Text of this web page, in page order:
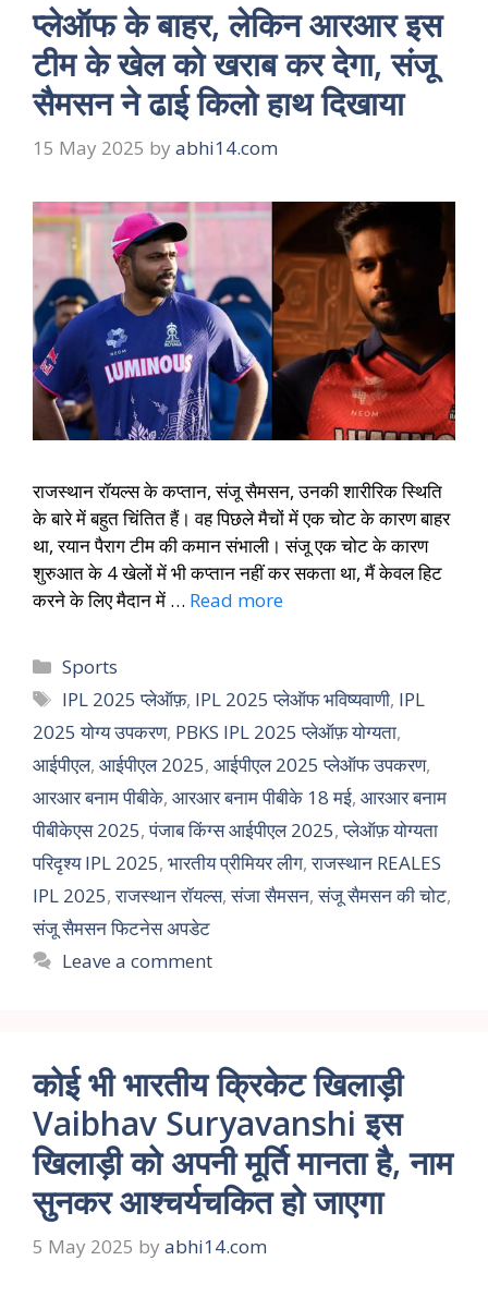
प्लेऑफ के बाहर, लेकिन आरआर इस
टीम के खेल को खराब कर देगा, संजू
सैमसन ने ढाई किलो हाथ दिखाया
15 May 2025 by abhi14.com
राजस्थान रॉयल्स के कप्तान, संजू सैमसन, उनकी शारीरिक स्थिति
के बारे में बहुत चिंतित हैं। वह पिछले मैचों में एक चोट के कारण बाहर
था, रयान पैराग टीम की कमान संभाली। संजू एक चोट के कारण
शुरुआत के 4 खेलों में भी कप्तान नहीं कर सकता था, मैं केवल हिट
करने के लिए मैदान में … Read more
Sports
IPL 2025 प्लेऑफ़, IPL 2025 प्लेऑफ भविष्यवाणी, IPL
2025 योग्य उपकरण, PBKS IPL 2025 प्लेऑफ़ योग्यता,
आईपीएल, आईपीएल 2025, आईपीएल 2025 प्लेऑफ उपकरण,
आरआर बनाम पीबीके, आरआर बनाम पीबीके 18 मई, आरआर बनाम
पीबीकेएस 2025,पंजाब किंग्स आईपीएल 2025,प्लेऑफ़ योग्यता
परिदृश्य IPL 2025, भारतीय प्रीमियर लीग,राजस्थान REALES
IPL 2025,राजस्थान रॉयल्स,संजा सैमसन,संजू सैमसन की चोट,
संजू सैमसन फिटनेस अपडेट
Leave a comment
कोई भी भारतीय क्रिकेट खिलाड़ी
Vaibhav Suryavanshi इस
खिलाड़ी को अपनी मूर्ति मानता है, नाम
सुनकर आश्चर्यचकित हो जाएगा
5 May 2025 by abhi14.com